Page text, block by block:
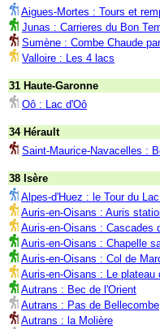
Aigues-Mortes : Tours et
Junas : Carrieres du Bon
Sumène : Combe Chaude
Valloire : Les 4 lacs
31 Haute-Garonne
Oô : Lac d'Oô
34 Hérault
Saint-Maurice-Navacelles :
38 Isère
Alpes-d'Huez : le Tour du
Auris-en-Oisans : Auris
Auris-en-Oisans : Cascades
Auris-en-Oisans : Chapelle
Auris-en-Oisans : Col de
Auris-en-Oisans : Le plateau
Autrans : Bec de l'Orient
Autrans : Pas de Bellecombe
Autrans : la Molière